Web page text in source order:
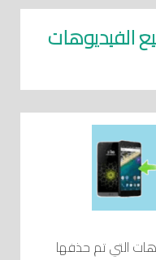
الفيديوهات
التي تم حذفها